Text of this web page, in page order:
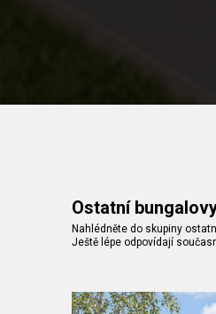
Ostatní
Nahlédněte do skupiny
Ještě lépe odpovídají